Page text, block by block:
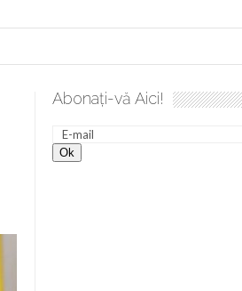
de Elena Solunca Moise
Abonați-vă Aici!